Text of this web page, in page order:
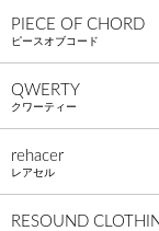
PIECE OF CHORD
ピースオブコード
QWERTY
クワーティー
rehacer
レアセル
RESOUND